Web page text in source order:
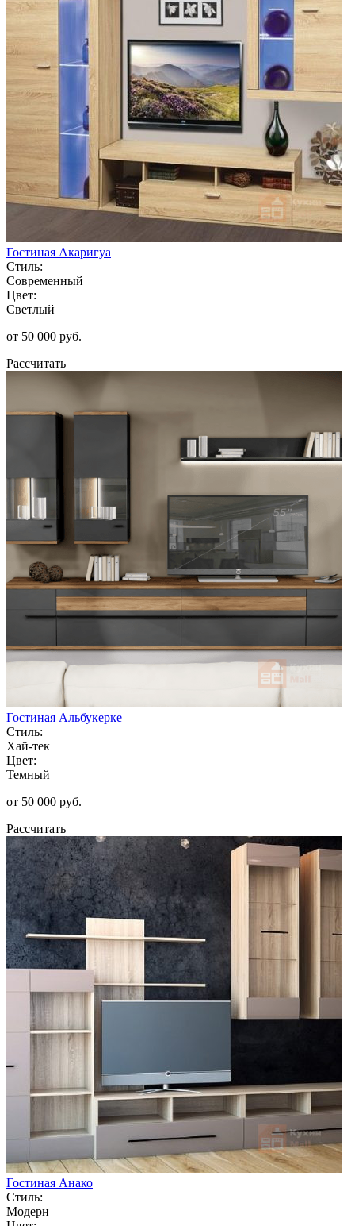
Гостиная Акаригуа
Стиль:
Современный
Цвет:
Светлый
от 50 000 руб.
Рассчитать
Гостиная Альбукерке
Стиль:
Хай-тек
Цвет:
Темный
от 50 000 руб.
Рассчитать
Гостиная Анако
Стиль:
Модерн